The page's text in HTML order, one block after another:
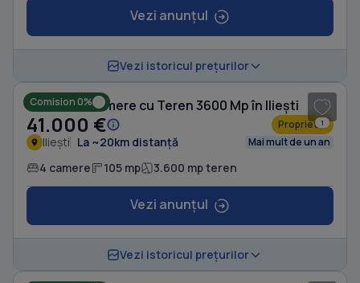
Vezi anunțul
Vezi istoricul prețurilor
1
Comision 0%
Casă cu 4 camere cu Teren 3600 Mp în Iliești
41.000 € Proprietar
Iliești La ~20km distanță Mai mult de un an
4 camere 105 mp 3.600 mp teren
Vezi anunțul
Vezi istoricul prețurilor